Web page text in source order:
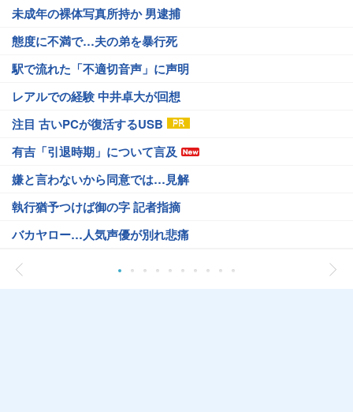
未成年の裸体写真所持か 男逮捕
態度に不満で…夫の弟を暴行死
駅で流れた「不適切音声」に声明
レアルでの経験 中井卓大が回想
注目 古いPCが復活するUSB
有吉「引退時期」について言及
嫌と言わないから同意では…見解
執行猶予つけば御の字 記者指摘
バカヤロー…人気声優が別れ悲痛